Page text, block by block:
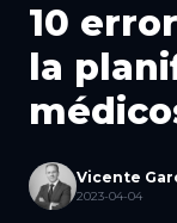
10
la
Vicente
2023-04-04